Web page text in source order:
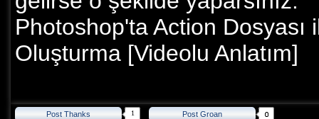
Photoshop'ta Action
Oluşturma [Videolu Anlatım]
Post Thanks 1 Post Groan